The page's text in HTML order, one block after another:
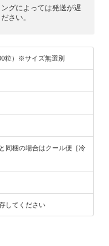
グによっては発送が遅
さい。
粒）※サイズ無選別
同梱の場合はクール便［冷
してください